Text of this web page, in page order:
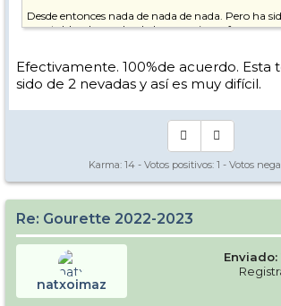
Desde entonces nada de nada de nada. Pero ha
aceptable y han salvado las vacaciones francesas
muchos días ha hecho mucho frio y por lo cual la
mantenía.
Pero para los "expertos" de la estación la falta de
paisaje. Que si, que estaba todo blanco y las
y podía llevar a engaño, pero pensé.... ufff
Por suerte hasta antes de ayer ha seguido
temprano....
que de cara al verano muchos rios y/o lagos se
que este año no ha habido (aunque bueno eso
la lluvia.... ) Antes había una web que no
venia la cantidad de nieve "guardada" en la
interesante compararla...
Efectivamente. 100%de acuerdo. Esta
sido de 2 nevadas y así es muy difícil.
Karma: 14 - Votos positivos: 1 - Votos
Re: Gourette 2022-2023
natxoimaz
Enviado: